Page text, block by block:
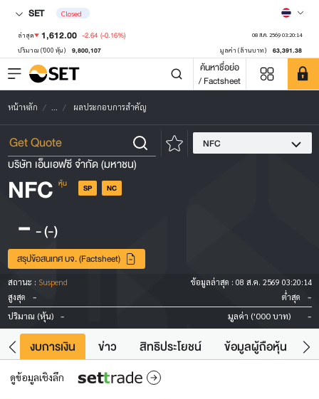
SET Closed
ล่าสุด 1,612.00 -2.64 (-0.16%) 08 ส.ค. 2569 03:20:14
ปริมาณ ('000 หุ้น) 9,800,107 มูลค่า (ล้านบาท) 63,391.38
ค้นหาชื่อย่อ
/ Factsheet
หน้าหลัก ... ผลประกอบการสำคัญ
NFC
บริษัท เอ็นเอฟซี จำกัด (มหาชน)
NFC หุ้น SP NC
- -(-)
สรุปข้อสนเทศ บจ. (Factsheet)
สถานะ : Suspend ข้อมูลล่าสุด : 08 ส.ค. 2569 03:20:14
สูงสุด
- ต่ำสุด -
ปริมาณ (หุ้น) - มูลค่า ('000 บาท) -
งบการเงิน ข่าว สิทธิประโยชน์ ข้อมูลผู้ถือหุ้น
ดูข้อมูลเชิงลึก